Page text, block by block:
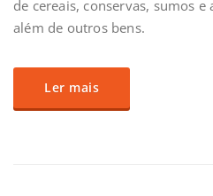
de cereais, conservas, sumos
além de outros bens.
Ler mais